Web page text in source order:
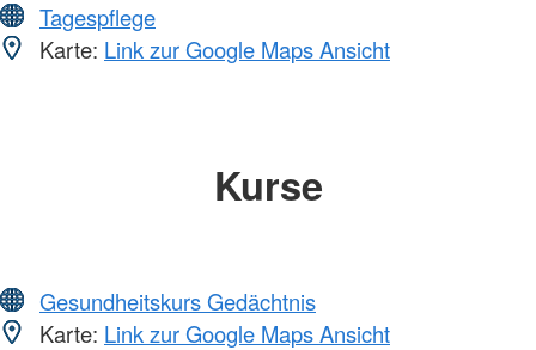
Tagespflege
Karte: Link zur Google Maps Ansicht
Kurse
Gesundheitskurs Gedächtnis
Karte: Link zur Google Maps Ansicht